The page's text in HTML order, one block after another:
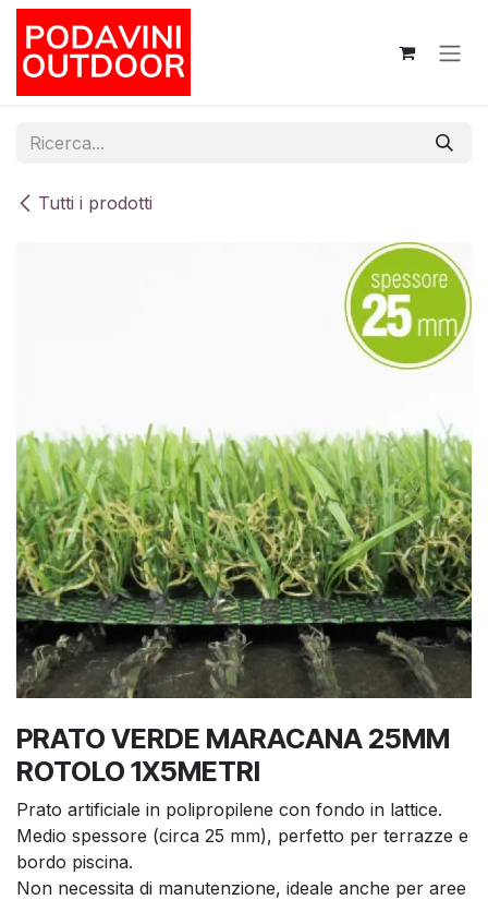
Passa al contenuto
Tutti i prodotti
PRATO VERDE MARACANA 25MM
ROTOLO 1X5METRI
Prato artificiale in polipropilene con fondo in lattice.
Medio spessore (circa 25 mm), perfetto per terrazze e
bordo piscina.
Non necessita di manutenzione, ideale anche per aree